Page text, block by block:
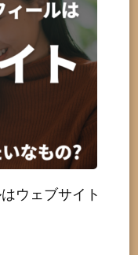
ウェブサイト